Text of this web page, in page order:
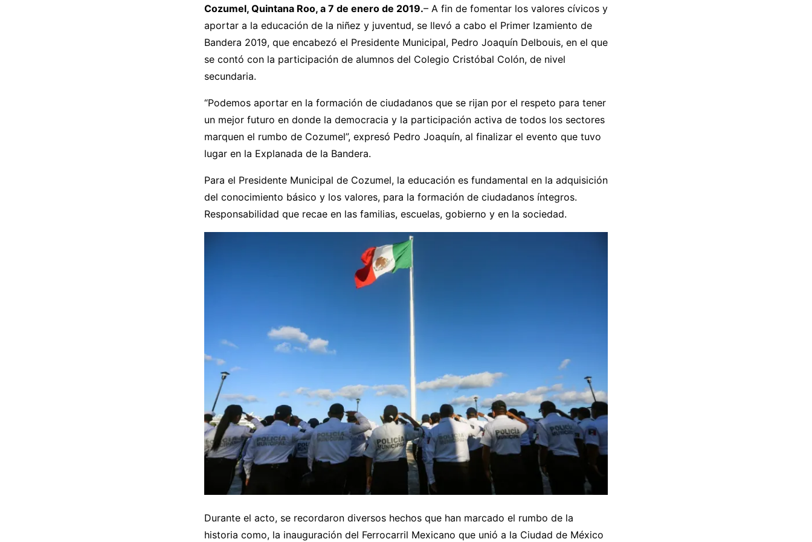
Cozumel, Quintana Roo, a 7 de enero de 2019.– A fin de fomentar los valores cívicos y
aportar a la educación de la niñez y juventud, se llevó a cabo el Primer Izamiento de
Bandera 2019, que encabezó el Presidente Municipal, Pedro Joaquín Delbouis, en el que
se contó con la participación de alumnos del Colegio Cristóbal Colón, de nivel
secundaria.
“Podemos aportar en la formación de ciudadanos que se rijan por el respeto para tener
un mejor futuro en donde la democracia y la participación activa de todos los sectores
marquen el rumbo de Cozumel”, expresó Pedro Joaquín, al finalizar el evento que tuvo
lugar en la Explanada de la Bandera.
Para el Presidente Municipal de Cozumel, la educación es fundamental en la adquisición
del conocimiento básico y los valores, para la formación de ciudadanos íntegros.
Responsabilidad que recae en las familias, escuelas, gobierno y en la sociedad.
Durante el acto, se recordaron diversos hechos que han marcado el rumbo de la
historia como, la inauguración del Ferrocarril Mexicano que unió a la Ciudad de México